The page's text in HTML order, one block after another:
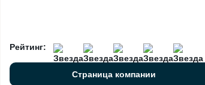
Рейтинг:
Страница компании